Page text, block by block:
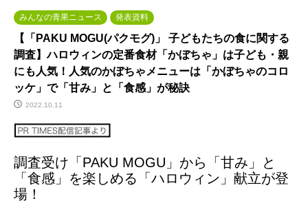
みんなの青果ニュース 発表資料
【「PAKU MOGU(パクモグ)」 子どもたちの食に関する
調査】ハロウィンの定番食材「かぼちゃ」は子ども・親
にも人気！人気のかぼちゃメニューは「かぼちゃのコロ
ッケ」で「甘み」と「食感」が秘訣
2022.10.11
調査受け「PAKU MOGU」から「甘み」と
「食感」を楽しめる「ハロウィン」献立が登
場！